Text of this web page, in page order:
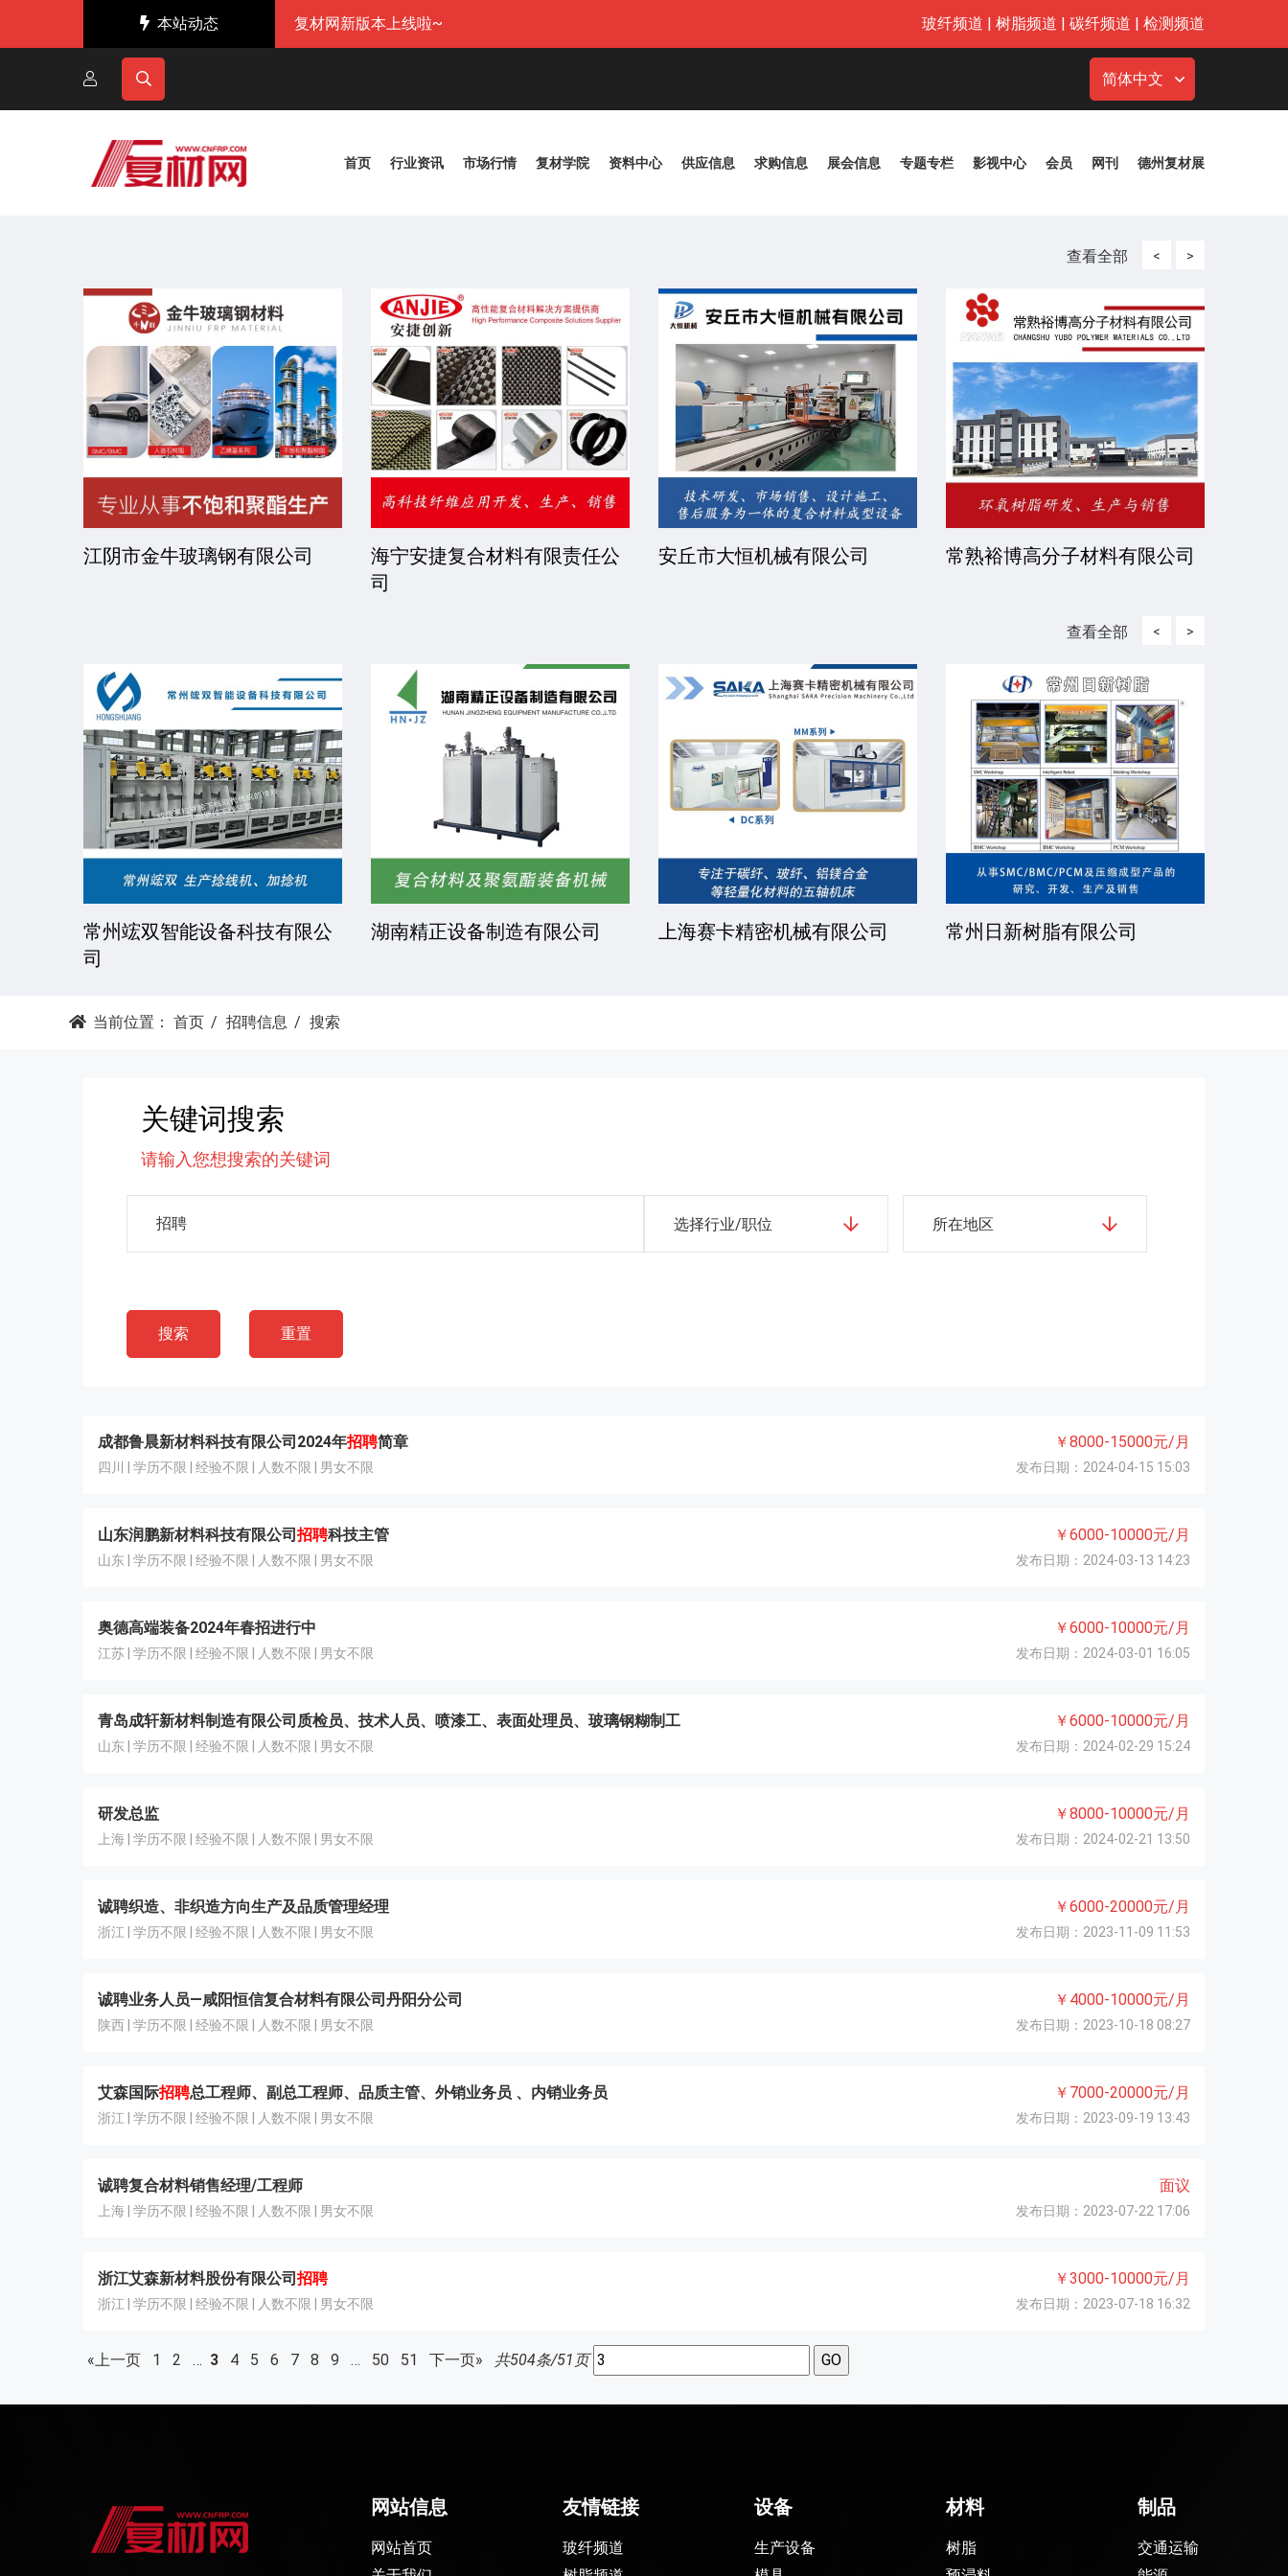
本站动态 复材网新版本上线啦~ 玻纤频道 | 树脂频道 | 碳纤频道 | 检测频道
简体中文
首页 行业资讯 市场行情 复材学院 资料中心 供应信息 求购信息 展会信息 专题专栏 影视中心 会员 网刊 德州复材展
查看全部 <
京华派克邯郸机械科技有限公
福建省睿步智能装备有限公司
北京中远恒达涂装设备有限公
北京伊诺瓦科技有限公司
>
查看全部 <
湘潭科达机械设备有限公司 东莞市凯文化工有限公司 安徽金骏复合材料有限公司 厦门一诺得复合材料有限公司
>
当前位置： 首页 招聘信息 搜索
关键词搜索
请输入您想搜索的关键词
选择行业/职位 所在地区
搜索 重置
成都鲁晨新材料科技有限公司2024年招聘简章 ￥8000-15000元/月
四川 | 学历不限 | 经验不限 | 人数不限 | 男女不限 发布日期：2024-04-15 15:03
山东润鹏新材料科技有限公司 招聘科技主管 ￥6000-10000元/月
山东 | 学历不限 | 经验不限 | 人数不限 | 男女不限 发布日期：2024-03-13 14:23
奥德高端装备2024年春招进行中 ￥6000-10000元/月
江苏 | 学历不限 | 经验不限 | 人数不限 | 男女不限 发布日期：2024-03-01 16:05
青岛成轩新材料制造有限公司质检员、技术人员、喷漆工、表面处理员、玻璃钢糊制工 ￥6000-10000元/月
山东 | 学历不限 | 经验不限 | 人数不限 | 男女不限 发布日期：2024-02-29 15:24
研发总监 ￥8000-10000元/月
上海 | 学历不限 | 经验不限 | 人数不限 | 男女不限 发布日期：2024-02-21 13:50
诚聘织造、非织造方向生产及品质管理经理 ￥6000-20000元/月
浙江 | 学历不限 | 经验不限 | 人数不限 | 男女不限 发布日期：2023-11-09 11:53
诚聘业务人员—咸阳恒信复合材料有限公司丹阳分公司 ￥4000-10000元/月
陕西 | 学历不限 | 经验不限 | 人数不限 | 男女不限 发布日期：2023-10-18 08:27
艾森国际招聘总工程师、副总工程师、品质主管、外销业务员 、内销业务员 ￥7000-20000元/月
浙江 | 学历不限 | 经验不限 | 人数不限 | 男女不限 发布日期：2023-09-19 13:43
诚聘复合材料销售经理/工程师 面议
上海 | 学历不限 | 经验不限 | 人数不限 | 男女不限 发布日期：2023-07-22 17:06
浙江艾森新材料股份有限公司 招聘 ￥3000-10000元/月
浙江 | 学历不限 | 经验不限 | 人数不限 | 男女不限 发布日期：2023-07-18 16:32
«上一页 1 2 … 3 4 5 6 7 8 9 … 50 51 下一页» 共504条/51页
网站信息
网站首页
友情链接
玻纤频道
设备
生产设备
材料
树脂
制品
交通运输